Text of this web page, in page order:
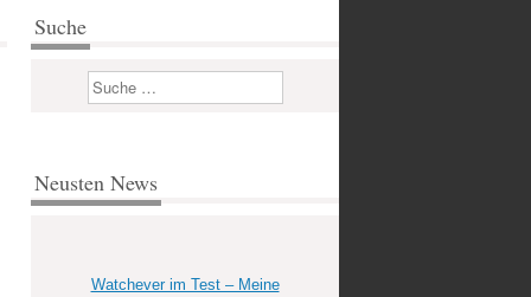
Suche
Suchen
Neusten News
Watchever im Test – Meine